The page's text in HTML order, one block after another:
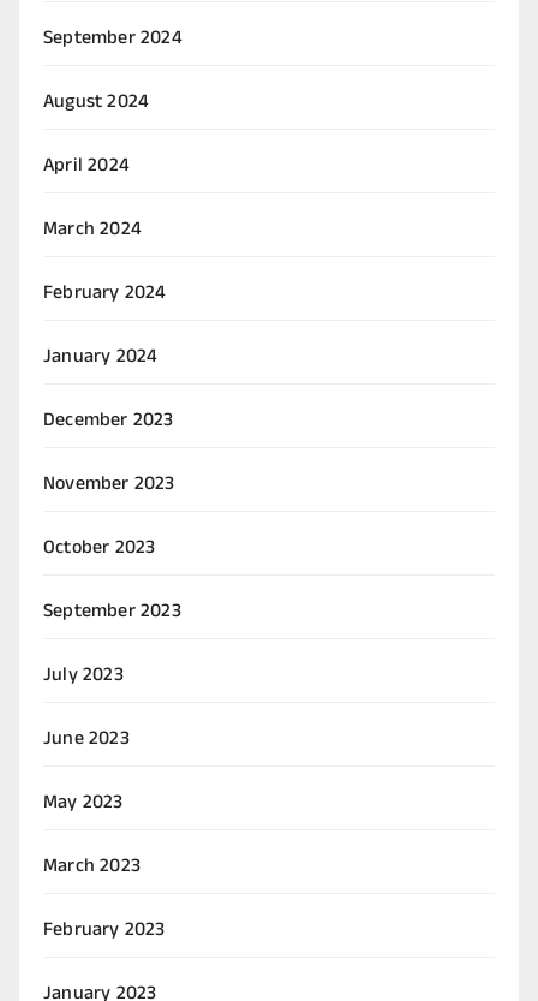
September 2024
August 2024
April 2024
March 2024
February 2024
January 2024
December 2023
November 2023
October 2023
September 2023
July 2023
June 2023
May 2023
March 2023
February 2023